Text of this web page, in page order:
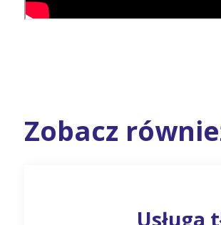
Zobacz